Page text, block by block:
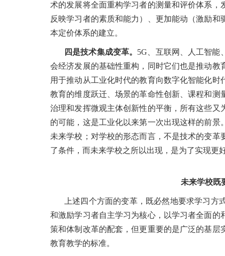
术的发展将全面重构学习者的测量和评价体系
反映学习者的素质和能力）、更加能动（激励
本定价体系的建立。
四是技术集成变革。 5G、互联网、人工智能
会经济发展的基础性重构，同时它们也是推动
用于推动从工业化时代的教育向数字化智能化
教育的维度跃迁、场景的革命性创新、课程和
治理和发挥微观主体创新性的平衡，所有这些
的可能，这是工业化以来第一次出现这样的前
未来学校；对学校的形态而言，不是技术的变
了条件，而未来学校之所以出现，是为了实现更
未来学校既
上述四个方面的变革，既必然地要求学习
和激励学习者自主学习为核心，以学习者全面
策和体制改革的配套，但更重要的是广泛的基
教育教学的标准。